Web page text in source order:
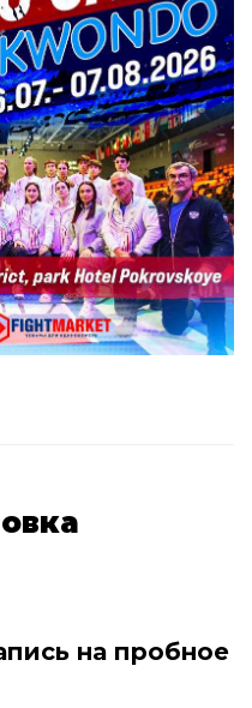
на пробное